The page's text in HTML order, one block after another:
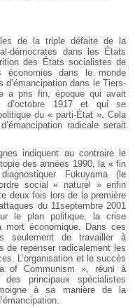
de la triple défaite de la
démocrates dans les États
des États socialistes de
économies dans le monde
dans le Tiers-
a pris fin, époque qui avait
d’octobre 1917 et qui se
du « parti-État ». Cela
radicale serait
indiquent au contraire le
des années 1990, la « fin
Fukuyama (le
social « naturel » enfin
deux fois lors de la première
du 11septembre 2001
le plan politique, la crise
économique. Dans ces
seulement de travailler à
de repenser radicalement les
L’organisation et le succès
of Communism », réuni à
principaux spécialistes
à sa manière de la